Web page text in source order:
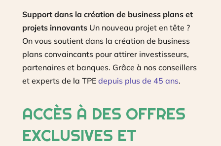
Support dans la création de business plans et
projets innovantsUn nouveau projet en tête ?
On vous soutient dans la création de business
plans convaincants pour attirer investisseurs,
partenaires et banques. Grâce à nos conseillers
et experts de la TPE depuis plus de 45 ans.
ACCÈS À DES OFFRES
EXCLUSIVES ET